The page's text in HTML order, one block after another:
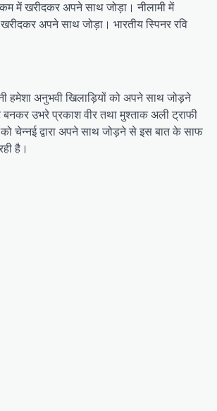
में खरीदकर अपने साथ जोड़ा। नीलामी में
अपने साथ जोड़ा। भारतीय स्पिनर रवि
हमेशा अनुभवी खिलाड़ियों को अपने साथ जोड़ने
बनकर उभरे प्रकाश वीर तथा मुश्ताक अली ट्राफी
चेन्नई द्वारा अपने साथ जोड़ने से इस बात के साफ
है।